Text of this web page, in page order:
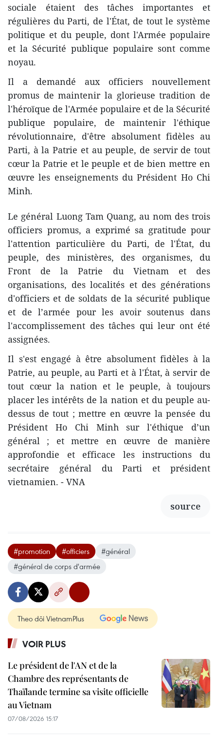
sociale étaient des tâches importantes et
régulières du Parti, de l'État, de tout le système
politique et du peuple, dont l'Armée populaire
et la Sécurité publique populaire sont comme
noyau.
Il a demandé aux officiers nouvellement
promus de maintenir la glorieuse tradition de
l'héroïque de l'Armée populaire et de la Sécurité
publique populaire, de maintenir l'éthique
révolutionnaire, d'être absolument fidèles au
Parti, à la Patrie et au peuple, de servir de tout
cœur la Patrie et le peuple et de bien mettre en
œuvre les enseignements du Président Ho Chi
Minh.
Le général Luong Tam Quang, au nom des trois
officiers promus, a exprimé sa gratitude pour
l'attention particulière du Parti, de l'État, du
peuple, des ministères, des organismes, du
Front de la Patrie du Vietnam et des
organisations, des localités et des générations
d'officiers et de soldats de la sécurité publique
et de l’armée pour les avoir soutenus dans
l'accomplissement des tâches qui leur ont été
assignées.
Il s'est engagé à être absolument fidèles à la
Patrie, au peuple, au Parti et à l'État, à servir de
tout cœur la nation et le peuple, à toujours
placer les intérêts de la nation et du peuple au-
dessus de tout ; mettre en œuvre la pensée du
Président Ho Chi Minh sur l'éthique d’un
général ; et mettre en œuvre de manière
approfondie et efficace les instructions du
secrétaire général du Parti et président
vietnamien. - VNA
source
#promotion #officiers
#général
#général de corps d'armée
Theo dõi VietnamPlus
VOIR PLUS
Le président de l'AN et de la
Chambre des représentants de
Thaïlande termine sa visite officielle
au Vietnam
07/08/2026 15:17